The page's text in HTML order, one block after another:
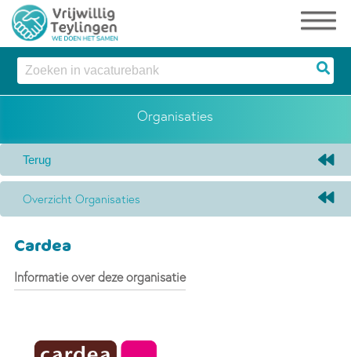
Organisaties
Overzicht Organisaties
Cardea
Informatie over deze organisatie